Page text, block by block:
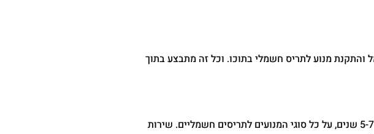
מנוע לתריס חשמלי בתוכו. וכל זה מתבצע בתוך
אחריות – מתן אחריות של שנה על כל תיקון תריס חשמלי. אחריות 3 שנים על נעילה לתריס חשמלי. ואחריות של 5-7 שנים, על כל סוגי המנועים לתריסים חשמליים. שירות